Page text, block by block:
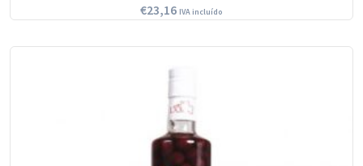
€23,16 IVA incluído